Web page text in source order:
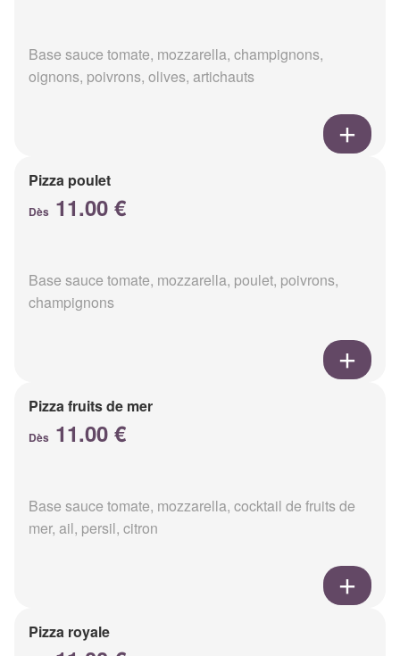
Base sauce tomate, mozzarella, champignons,
oignons, poivrons, olives, artichauts
Pizza poulet
Dès 11.00 €
Base sauce tomate, mozzarella, poulet, poivrons,
champignons
Pizza fruits de mer
Dès 11.00 €
Base sauce tomate, mozzarella, cocktail de fruits de
mer, ail, persil, citron
Pizza royale